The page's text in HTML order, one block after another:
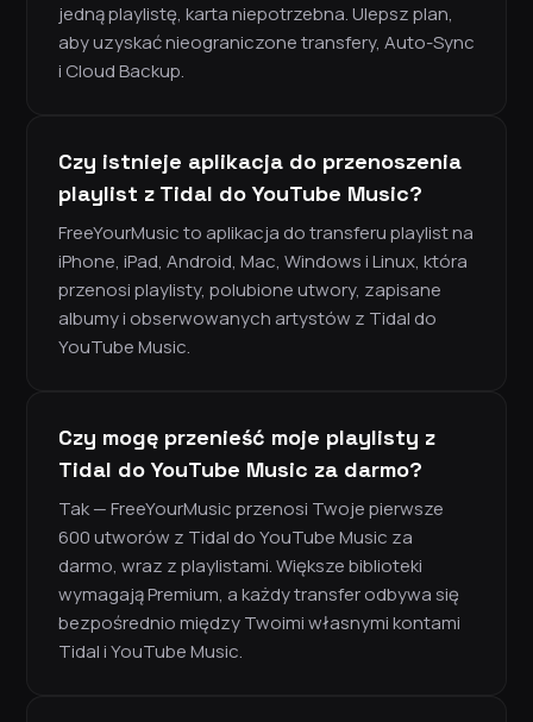
jedną playlistę, karta niepotrzebna. Ulepsz plan,
aby uzyskać nieograniczone transfery, Auto-Sync
i Cloud Backup.
Czy istnieje aplikacja do przenoszenia
playlist z Tidal do YouTube Music?
FreeYourMusic to aplikacja do transferu playlist na
iPhone, iPad, Android, Mac, Windows i Linux, która
przenosi playlisty, polubione utwory, zapisane
albumy i obserwowanych artystów z Tidal do
YouTube Music.
Czy mogę przenieść moje playlisty z
Tidal do YouTube Music za darmo?
Tak — FreeYourMusic przenosi Twoje pierwsze
600 utworów z Tidal do YouTube Music za
darmo, wraz z playlistami. Większe biblioteki
wymagają Premium, a każdy transfer odbywa się
bezpośrednio między Twoimi własnymi kontami
Tidal i YouTube Music.